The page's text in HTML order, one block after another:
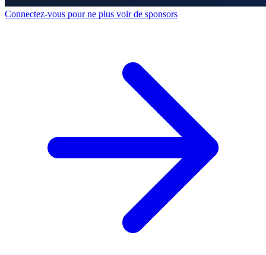
Connectez-vous pour ne plus voir de sponsors